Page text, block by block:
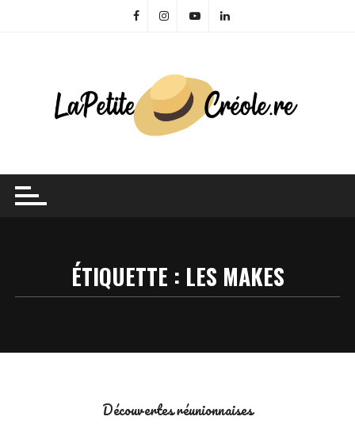
ÉTIQUETTE : LES MAKES
Découvertes réunionnaises